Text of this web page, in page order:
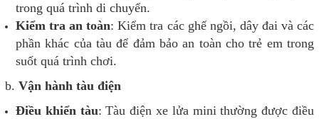
trong quá trình di chuyển.
Kiểm tra an toàn: Kiểm tra các ghế ngồi, dây đai và các
phần khác của tàu để đảm bảo an toàn cho trẻ em trong
suốt quá trình chơi.
b. Vận hành tàu điện
Điều khiển tàu: Tàu điện xe lửa mini thường được điều